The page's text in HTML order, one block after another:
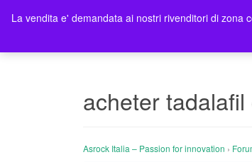
acheter
Asrock Italia – Passion for innovation ›
La vendita e' demandata ai nostri rivenditori di zona